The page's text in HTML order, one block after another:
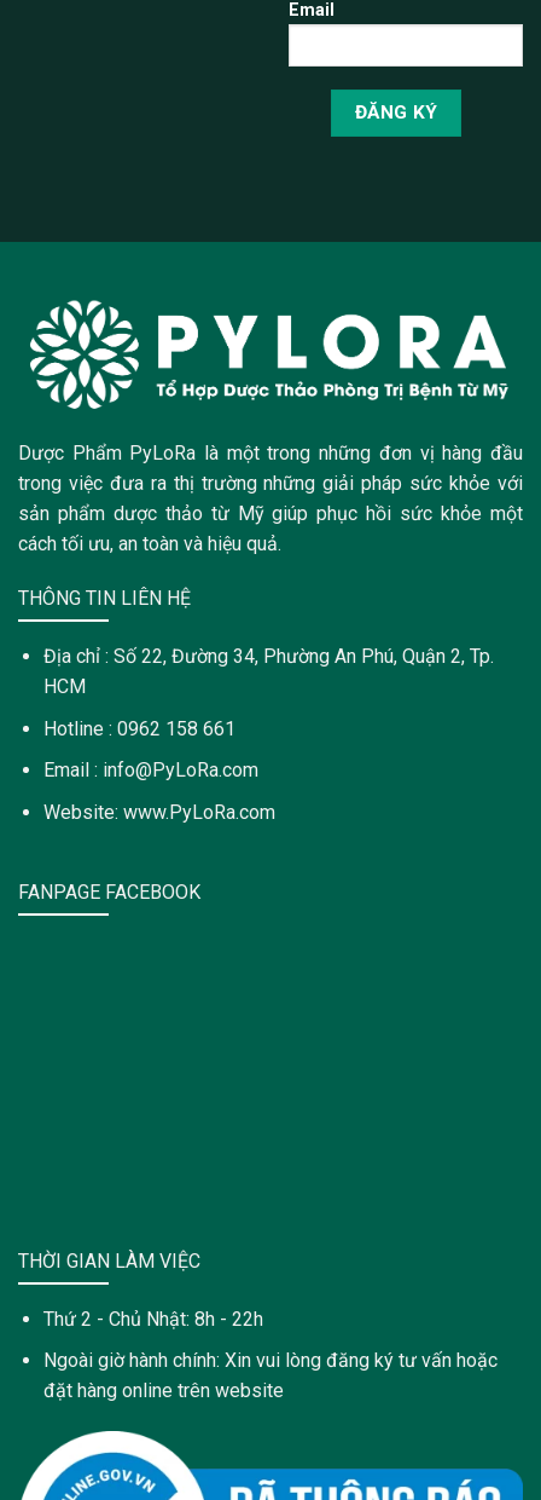
Email
Dược Phẩm PyLoRa là một trong những đơn vị hàng đầu
trong việc đưa ra thị trường những giải pháp sức khỏe với
sản phẩm dược thảo từ Mỹ giúp phục hồi sức khỏe một
cách tối ưu, an toàn và hiệu quả.
THÔNG TIN LIÊN HỆ
Địa chỉ : Số 22, Đường 34, Phường An Phú, Quận 2, Tp.
HCM
Hotline : 0962 158 661
Email : info@PyLoRa.com
Website: www.PyLoRa.com
FANPAGE FACEBOOK
THỜI GIAN LÀM VIỆC
Thứ 2 - Chủ Nhật: 8h - 22h
Ngoài giờ hành chính: Xin vui lòng đăng ký tư vấn hoặc
đặt hàng online trên website